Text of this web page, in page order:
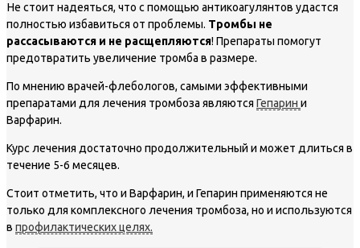
Не стоит надеяться, что с помощью антикоагулянтов удастся
полностью избавиться от проблемы. Тромбы не
рассасываются и не расщепляются! Препараты помогут
предотвратить увеличение тромба в размере.
По мнению врачей-флебологов, самыми эффективными
препаратами для лечения тромбоза являются Гепарин и
Варфарин.
Курс лечения достаточно продолжительный и может длиться в
течение 5-6 месяцев.
Стоит отметить, что и Варфарин, и Гепарин применяются не
только для комплексного лечения тромбоза, но и используются
в профилактических целях.